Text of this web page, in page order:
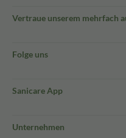
Vertraue unserem mehrfach
Folge uns
Sanicare App
Unternehmen